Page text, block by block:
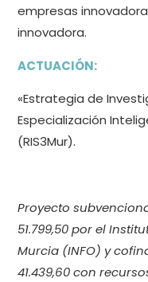
empresas
innovadora.
ACTUACIÓN:
«Estrategia de
Especialización
(RIS3Mur).
Proyecto
51.799,50 por el
Murcia (INFO) y
41.439,60 con